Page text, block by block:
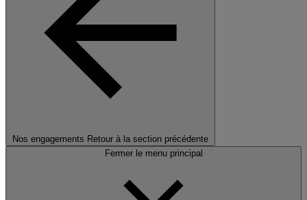
Nos engagements Retour à la section précédente
Fermer le menu principal